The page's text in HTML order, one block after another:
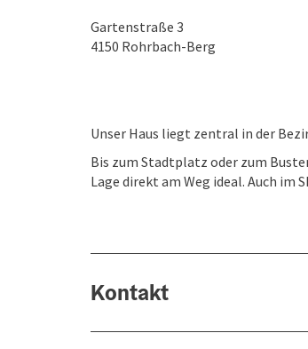
Gartenstraße 3
4150 Rohrbach-Berg
Unser Haus liegt zentral in der
Bis zum Stadtplatz oder zum
Lage direkt am Weg ideal. Auch im
Kontakt